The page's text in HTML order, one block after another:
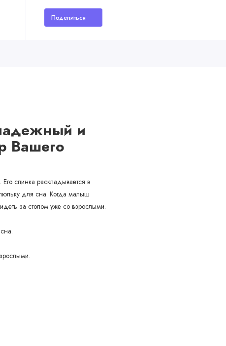
Поделиться
и
Вашего
спинка раскладывается в
люльку для сна. Когда малыш
за столом уже со взрослыми.